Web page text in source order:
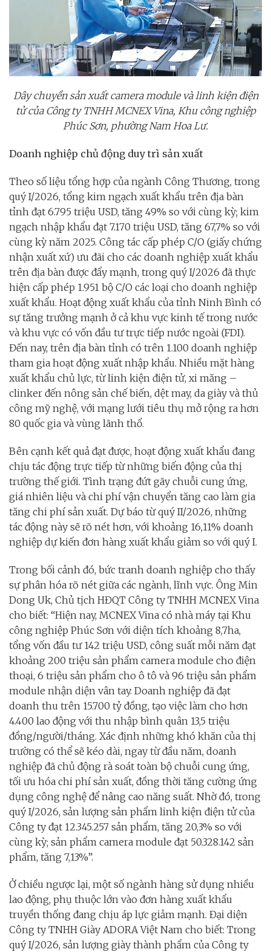
Dây chuyền sản xuất camera module và linh kiện điện
tử của Công ty TNHH MCNEX Vina, Khu công nghiệp
Phúc Sơn, phường Nam Hoa Lư.
Doanh nghiệp chủ động duy trì sản xuất
Theo số liệu tổng hợp của ngành Công Thương, trong
quý I/2026, tổng kim ngạch xuất khẩu trên địa bàn
tỉnh đạt 6.795 triệu USD, tăng 49% so với cùng kỳ; kim
ngạch nhập khẩu đạt 7.170 triệu USD, tăng 67,7% so với
cùng kỳ năm 2025. Công tác cấp phép C/O (giấy chứng
nhận xuất xứ) ưu đãi cho các doanh nghiệp xuất khẩu
trên địa bàn được đẩy mạnh, trong quý I/2026 đã thực
hiện cấp phép 1.951 bộ C/O các loại cho doanh nghiệp
xuất khẩu. Hoạt động xuất khẩu của tỉnh Ninh Bình có
sự tăng trưởng mạnh ở cả khu vực kinh tế trong nước
và khu vực có vốn đầu tư trực tiếp nước ngoài (FDI).
Đến nay, trên địa bàn tỉnh có trên 1.100 doanh nghiệp
tham gia hoạt động xuất nhập khẩu. Nhiều mặt hàng
xuất khẩu chủ lực, từ linh kiện điện tử, xi măng –
clinker đến nông sản chế biến, dệt may, da giày và thủ
công mỹ nghệ, với mạng lưới tiêu thụ mở rộng ra hơn
80 quốc gia và vùng lãnh thổ.
Bên cạnh kết quả đạt được, hoạt động xuất khẩu đang
chịu tác động trực tiếp từ những biến động của thị
trường thế giới. Tình trạng đứt gãy chuỗi cung ứng,
giá nhiên liệu và chi phí vận chuyển tăng cao làm gia
tăng chi phí sản xuất. Dự báo từ quý II/2026, những
tác động này sẽ rõ nét hơn, với khoảng 16,11% doanh
nghiệp dự kiến đơn hàng xuất khẩu giảm so với quý I.
Trong bối cảnh đó, bức tranh doanh nghiệp cho thấy
sự phân hóa rõ nét giữa các ngành, lĩnh vực. Ông Min
Dong Uk, Chủ tịch HĐQT Công ty TNHH MCNEX Vina
cho biết: “Hiện nay, MCNEX Vina có nhà máy tại Khu
công nghiệp Phúc Sơn với diện tích khoảng 8,7ha,
tổng vốn đầu tư 142 triệu USD, công suất mỗi năm đạt
khoảng 200 triệu sản phẩm camera module cho điện
thoại, 6 triệu sản phẩm cho ô tô và 96 triệu sản phẩm
module nhận diện vân tay. Doanh nghiệp đã đạt
doanh thu trên 15.700 tỷ đồng, tạo việc làm cho hơn
4.400 lao động với thu nhập bình quân 13,5 triệu
đồng/người/tháng. Xác định những khó khăn của thị
trường có thể sẽ kéo dài, ngay từ đầu năm, doanh
nghiệp đã chủ động rà soát toàn bộ chuỗi cung ứng,
tối ưu hóa chi phí sản xuất, đồng thời tăng cường ứng
dụng công nghệ để nâng cao năng suất. Nhờ đó, trong
quý I/2026, sản lượng sản phẩm linh kiện điện tử của
Công ty đạt 12.345.257 sản phẩm, tăng 20,3% so với
cùng kỳ; sản phẩm camera module đạt 50.328.142 sản
phẩm, tăng 7,13%”.
Ở chiều ngược lại, một số ngành hàng sử dụng nhiều
lao động, phụ thuộc lớn vào đơn hàng xuất khẩu
truyền thống đang chịu áp lực giảm mạnh. Đại diện
Công ty TNHH Giày ADORA Việt Nam cho biết: Trong
quý I/2026, sản lượng giày thành phẩm của Công ty